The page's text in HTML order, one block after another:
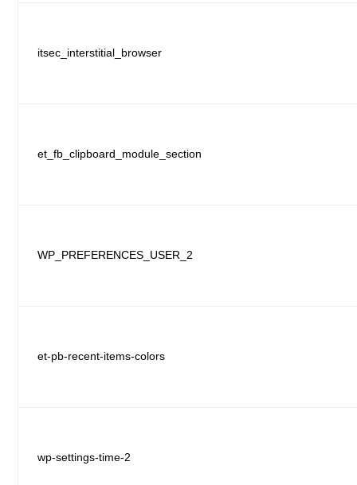
itsec_interstitial_browser
et_fb_clipboard_module_section
WP_PREFERENCES_USER_2
et-pb-recent-items-colors
wp-settings-time-2